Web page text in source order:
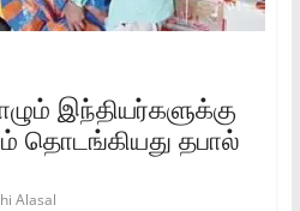
இந்தியர்களுக்கு
தொடங்கியது தபால்
Alasal